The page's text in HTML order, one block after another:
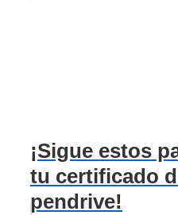
¡Sigue estos
tu certificado
pendrive!